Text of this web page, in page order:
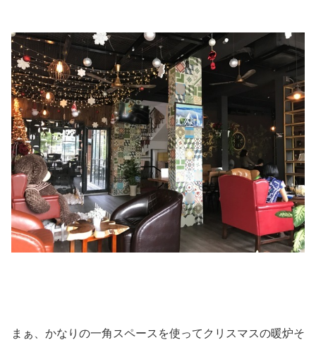
まぁ、かなりの一角スペースを使ってクリスマスの暖炉そ